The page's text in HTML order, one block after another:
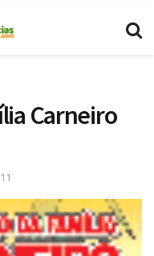
Carneiro